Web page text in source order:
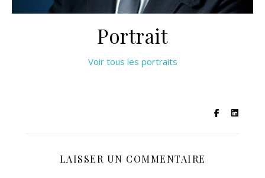
Portrait
Voir tous les portraits
LAISSER UN COMMENTAIRE